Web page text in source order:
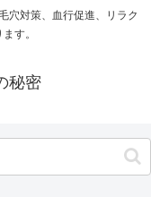
穴対策、血行促進、リラク
す。
秘密